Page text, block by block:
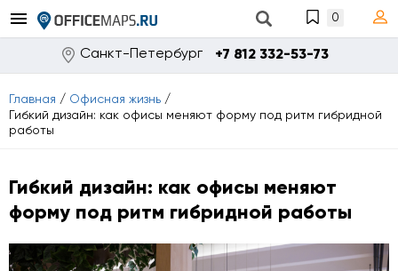
0
Санкт-Петербург +7 812 332-53-73
Главная / Офисная жизнь /
Гибкий дизайн: как офисы меняют форму под ритм гибридной
работы
Гибкий дизайн: как офисы меняют
форму под ритм гибридной работы